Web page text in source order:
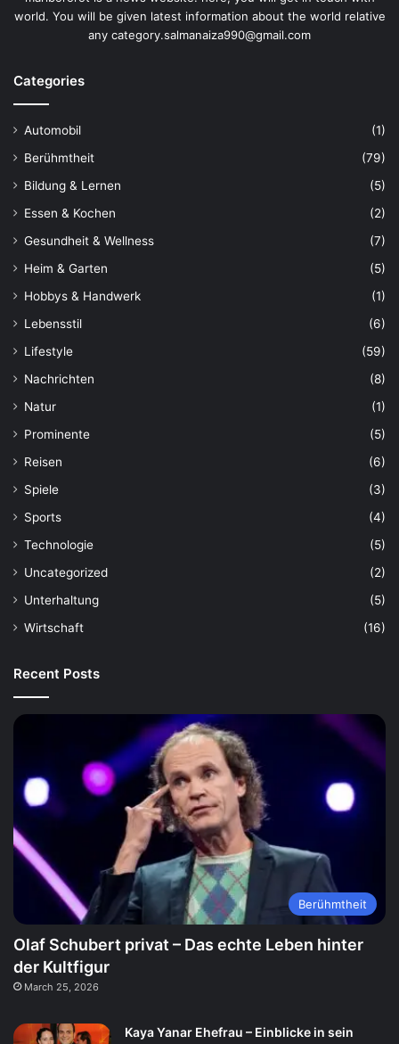
world. You will be given latest information about the world relative
any category.salmanaiza990@gmail.com
Categories
Automobil
(1)
Berühmtheit
(79)
Bildung & Lernen
(5)
Essen & Kochen
(2)
Gesundheit & Wellness
(7)
Heim & Garten
(5)
Hobbys & Handwerk
(1)
Lebensstil
(6)
Lifestyle
(59)
Nachrichten
(8)
Natur
(1)
Prominente
(5)
Reisen
(6)
Spiele
(3)
Sports
(4)
Technologie
(5)
Uncategorized
(2)
Unterhaltung
(5)
Wirtschaft
(16)
Recent Posts
Berühmtheit
Olaf Schubert privat – Das echte Leben hinter
der Kultfigur
March 25, 2026
Kaya Yanar Ehefrau – Einblicke in sein